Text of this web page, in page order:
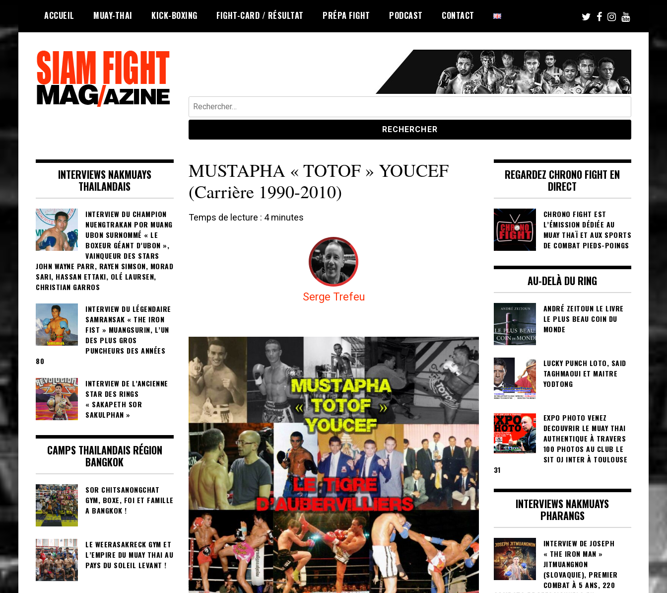
content
ACCUEIL MUAY-THAI KICK-BOXING FIGHT-CARD / RÉSULTAT PRÉPA FIGHT PODCAST CONTACT
Rechercher :
MUSTAPHA « TOTOF » YOUCEF
(Carrière 1990-2010)
Temps de lecture : 4 minutes
Serge Trefeu
INTERVIEWS NAKMUAYS
THAILANDAIS
INTERVIEW DU CHAMPION
NUENGTRAKAN POR MUANG
UBON SURNOMMÉ « LE
BOXEUR GÉANT D’UBON »,
VAINQUEUR DES STARS
JOHN WAYNE PARR, RAYEN SIMSON, MORAD
SARI, HASSAN ETTAKI, OLÉ LAURSEN,
CHRISTIAN GARROS
INTERVIEW DU LÉGENDAIRE
SAMRANSAK « THE IRON
FIST » MUANGSURIN, L’UN
DES PLUS GROS
PUNCHEURS DES ANNÉES
80
INTERVIEW DE L’ANCIENNE
STAR DES RINGS
« SAKAPETH SOR
SAKULPHAN »
CAMPS THAILANDAIS RÉGION
BANGKOK
SOR CHITSANONGCHAT
GYM, BOXE, FOI ET FAMILLE
A BANGKOK !
LE WEERASAKRECK GYM ET
L’EMPIRE DU MUAY THAI AU
PAYS DU SOLEIL LEVANT !
REGARDEZ CHRONO FIGHT EN
DIRECT
CHRONO FIGHT EST
L’ÉMISSION DÉDIÉE AU
MUAY THAÏ ET AUX SPORTS
DE COMBAT PIEDS-POINGS
AU-DELÀ DU RING
ANDRÉ ZEITOUN LE LIVRE
LE PLUS BEAU COIN DU
MONDE
LUCKY PUNCH LOTO, SAID
TAGHMAOUI ET MAITRE
YODTONG
EXPO PHOTO VENEZ
DECOUVRIR LE MUAY THAI
AUTHENTIQUE À TRAVERS
100 PHOTOS AU CLUB LE
SIT OJ INTER À TOULOUSE
31
INTERVIEWS NAKMUAYS
PHARANGS
INTERVIEW DE JOSEPH
« THE IRON MAN »
JITMUANGNON
(SLOVAQUIE), PREMIER
COMBAT À 5 ANS, 220